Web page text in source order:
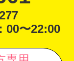
00〜22:00